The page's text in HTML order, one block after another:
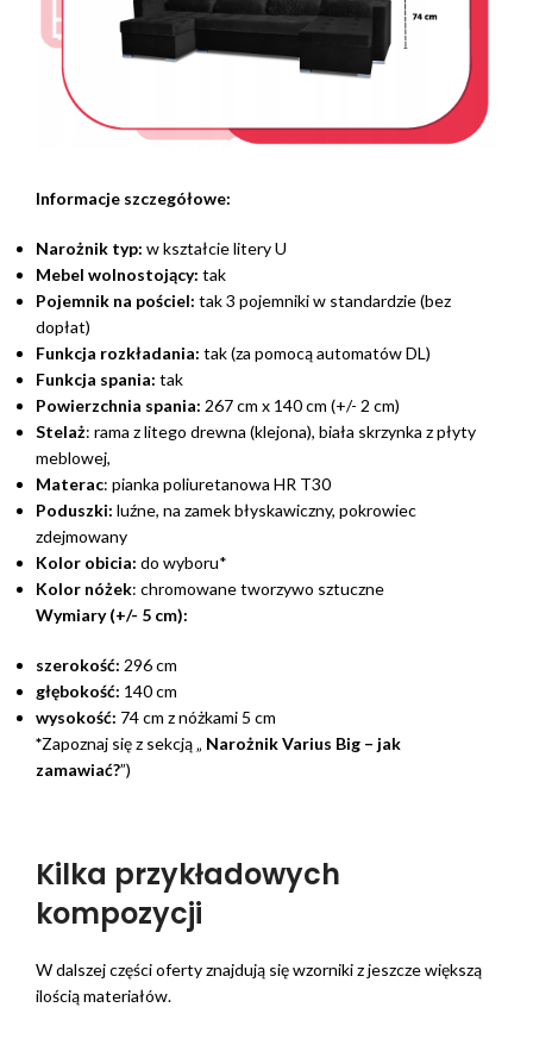
Informacje szczegółowe:
Narożnik typ: w kształcie litery U
Mebel wolnostojący: tak
Pojemnik na pościel: tak 3 pojemniki w standardzie (bez
dopłat)
Funkcja rozkładania: tak (za pomocą automatów DL)
Funkcja spania: tak
Powierzchnia spania: 267 cm x 140 cm (+/- 2 cm)
Stelaż: rama z litego drewna (klejona), biała skrzynka z płyty
meblowej,
Materac: pianka poliuretanowa HR T30
Poduszki: luźne, na zamek błyskawiczny, pokrowiec
zdejmowany
Kolor obicia: do wyboru*
Kolor nóżek: chromowane tworzywo sztuczne
Wymiary (+/- 5 cm):
szerokość: 296 cm
głębokość: 140 cm
wysokość: 74 cm z nóżkami 5 cm
*Zapoznaj się z sekcją „ Narożnik Varius Big – jak
zamawiać?”)
Kilka przykładowych
kompozycji
W dalszej części oferty znajdują się wzorniki z jeszcze większą
ilością materiałów.